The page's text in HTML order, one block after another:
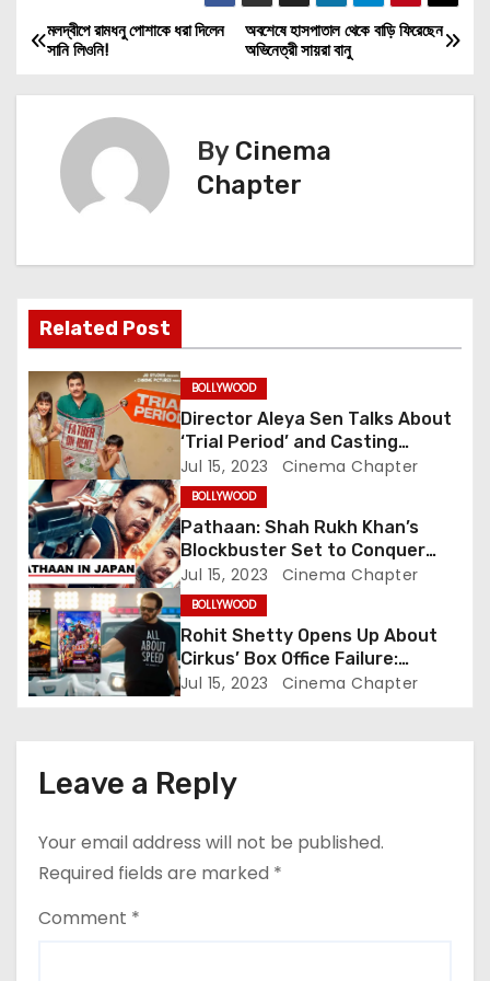
P
o
a
v
i
g
a
t
i
o
n
অবশেষে হাসপাতাল থেকে বাড়ি ফিরেছেন
অভিনেত্রী সায়রা বানু
মলদ্বীপে রামধনু পোশাকে ধরা দিলেন
সানি লিওনি!
By Cinema
Chapter
Related Post
BOLLYWOOD
Director Aleya Sen Talks About
‘Trial Period’ and Casting
Choices for the Unconventional
Family Drama Starring Genelia
Deshmukh
Jul 15, 2023 Cinema Chapter
BOLLYWOOD
Pathaan: Shah Rukh Khan’s
Blockbuster Set to Conquer
Japanese Box Office, Aiming to
Challenge RRR’s Legacy
Jul 15, 2023 Cinema Chapter
BOLLYWOOD
Rohit Shetty Opens Up About
Cirkus’ Box Office Failure:
Embracing Accountability in
Jul 15, 2023 Cinema Chapter
Leave a Reply
Your email address will not be published.
Required fields are marked *
Comment *